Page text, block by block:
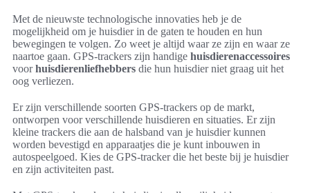
Met de nieuwste technologische innovaties heb je de
mogelijkheid om je huisdier in de gaten te houden en hun
bewegingen te volgen. Zo weet je altijd waar ze zijn en waar ze
naartoe gaan. GPS-trackers zijn handige huisdierenaccessoires
voorhuisdierenliefhebbers die hun huisdier niet graag uit het
oog verliezen.
Er zijn verschillende soorten GPS-trackers op de markt,
ontworpen voor verschillende huisdieren en situaties. Er zijn
kleine trackers die aan de halsband van je huisdier kunnen
worden bevestigd en apparaatjes die je kunt inbouwen in
autospeelgoed. Kies de GPS-tracker die het beste bij je huisdier
en zijn activiteiten past.